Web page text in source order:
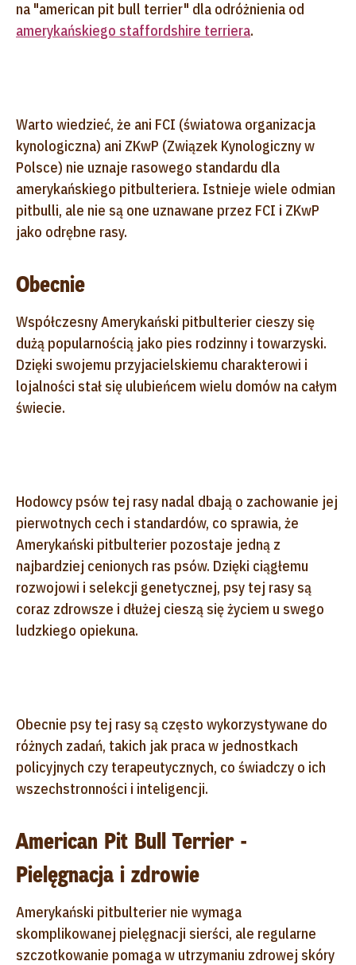
na "american pit bull terrier" dla odróżnienia od
amerykańskiego staffordshire terriera.
Warto wiedzieć, że ani FCI (światowa organizacja
kynologiczna) ani ZKwP (Związek Kynologiczny w
Polsce) nie uznaje rasowego standardu dla
amerykańskiego pitbulteriera. Istnieje wiele odmian
pitbulli, ale nie są one uznawane przez FCI i ZKwP
jako odrębne rasy.
Obecnie
Współczesny Amerykański pitbulterier cieszy się
dużą popularnością jako pies rodzinny i towarzyski.
Dzięki swojemu przyjacielskiemu charakterowi i
lojalności stał się ulubieńcem wielu domów na całym
świecie.
Hodowcy psów tej rasy nadal dbają o zachowanie jej
pierwotnych cech i standardów, co sprawia, że
Amerykański pitbulterier pozostaje jedną z
najbardziej cenionych ras psów. Dzięki ciągłemu
rozwojowi i selekcji genetycznej, psy tej rasy są
coraz zdrowsze i dłużej cieszą się życiem u swego
ludzkiego opiekuna.
Obecnie psy tej rasy są często wykorzystywane do
różnych zadań, takich jak praca w jednostkach
policyjnych czy terapeutycznych, co świadczy o ich
wszechstronności i inteligencji.
American Pit Bull Terrier -
Pielęgnacja i zdrowie
Amerykański pitbulterier nie wymaga
skomplikowanej pielęgnacji sierści, ale regularne
szczotkowanie pomaga w utrzymaniu zdrowej skóry